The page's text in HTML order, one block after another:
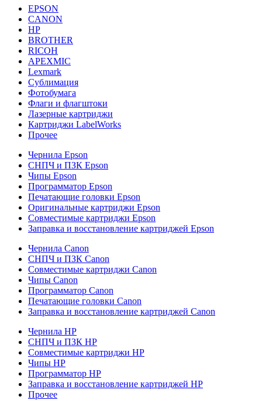
EPSON
CANON
HP
BROTHER
RICOH
APEXMIC
Lexmark
Сублимация
Фотобумага
Флаги и флагштоки
Лазерные картриджи
Картриджи LabelWorks
Прочее
Чернила Epson
СНПЧ и ПЗК Epson
Чипы Epson
Программатор Epson
Печатающие головки Epson
Оригинальные картриджи Epson
Совместимые картриджи Epson
Заправка и восстановление картриджей Epson
Чернила Canon
СНПЧ и ПЗК Canon
Совместимые картриджи Canon
Чипы Canon
Программатор Canon
Печатающие головки Canon
Заправка и восстановление картриджей Canon
Чернила HP
СНПЧ и ПЗК HP
Совместимые картриджи HP
Чипы HP
Программатор HP
Заправка и восстановление картриджей HP
Прочее